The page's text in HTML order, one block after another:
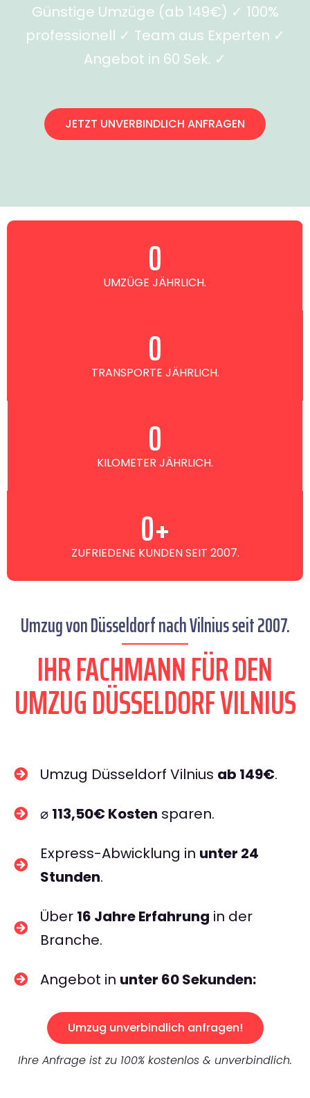
Günstige Umzüge (ab 149€) ✓ 100%
professionell ✓ Team aus Experten ✓
Angebot in 60 Sek. ✓
JETZT UNVERBINDLICH ANFRAGEN
UMZÜGE JÄHRLICH.
0
TRANSPORTE JÄHRLICH.
0
KILOMETER JÄHRLICH.
0
ZUFRIEDENE KUNDEN SEIT 2007.
0+
Umzug von Düsseldorf nach Vilnius seit 2007.
IHR FACHMANN FÜR DEN
UMZUG DÜSSELDORF VILNIUS
Umzug Düsseldorf Vilnius ab 149€.
⌀ 113,50€ Kosten sparen.
Express-Abwicklung in unter 24
Stunden.
Über 16 Jahre Erfahrung in der
Branche.
Angebot in unter 60 Sekunden:
Umzug unverbindlich anfragen!
Ihre Anfrage ist zu 100% kostenlos & unverbindlich.